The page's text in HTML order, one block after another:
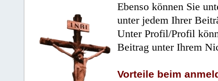
Ebenso können Sie
unter jedem Ihrer
Unter Profil/Profil
Beitrag unter Ihrem
Vorteile beim